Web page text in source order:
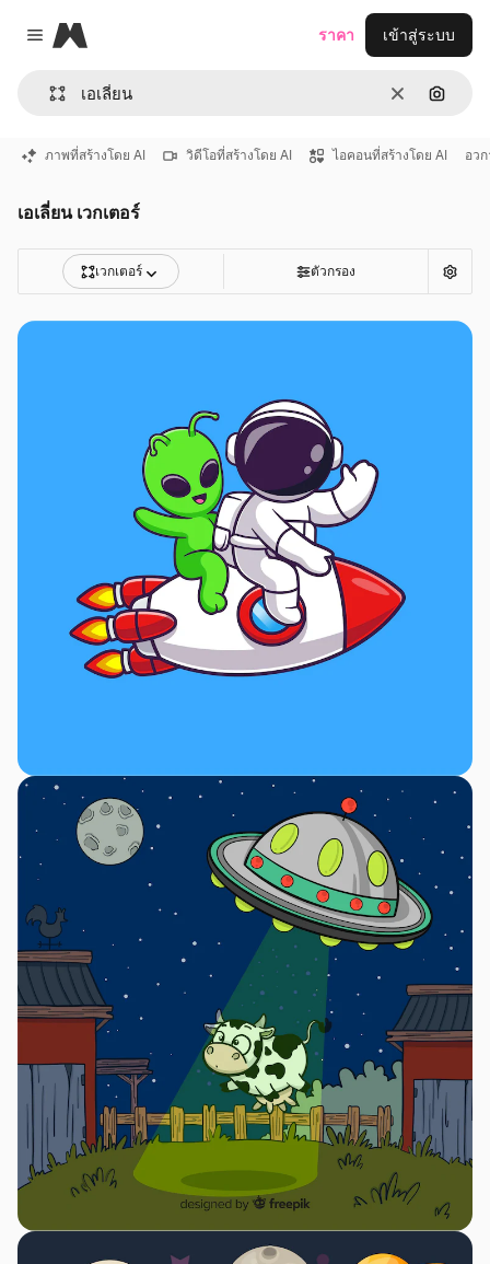
Close menu
Magnific
ชัดเจนค้นหา
ราคา เข้าสู่ระบบ
ภาพที่สร้างโดย AI วิดีโอที่สร้างโดย AI ไอคอนที่สร้างโดย AI อว
เอเลี่ยน เวกเตอร์
เวกเตอร์ ตัวกรอง